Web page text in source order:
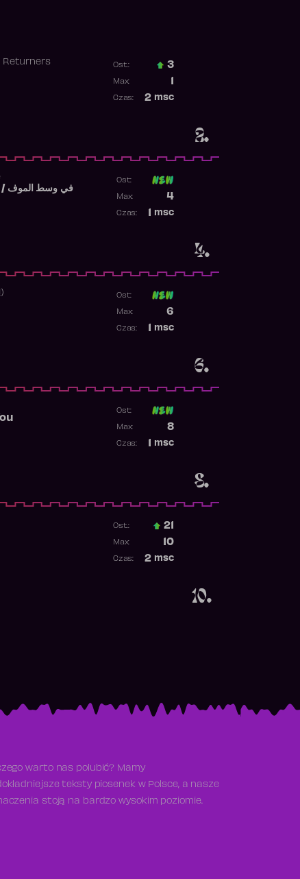
2.
Returners Ost.: 3
Max:
2 msc
Czas:
4.
Fi West El Mouve / في وسط الموف
Ost:
4
Max:
msc
Czas:
6.
Ost:
6
Max:
msc
Czas:
8.
Ost:
8
Max:
msc
Czas:
10.
Ost.: 21
10
Max:
2 msc
Czas:
warto nas polubić? Mamy
teksty piosenek w Polsce, a nasze
stoją na bardzo wysokim poziomie.